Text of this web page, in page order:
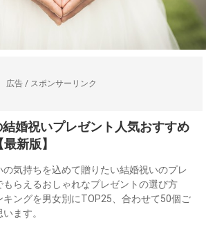
広告 / スポンサーリンク
婚祝いプレゼント人気おすすめ
新版】
気持ちを込めて贈りたい結婚祝いのプレ
らえるおしゃれなプレゼントの選び方
キングを男女別にTOP25、合わせて50個ご
ます。